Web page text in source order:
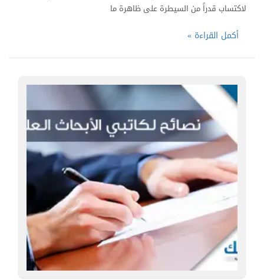
لاكتساب قدراً من السيطرة على ظاهرة ما
أكمل القراءة »